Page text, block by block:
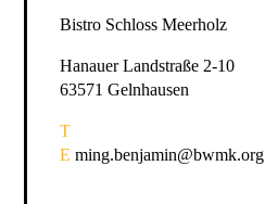
Bistro Schloss Meerholz
Hanauer Landstraße 2-10
63571 Gelnhausen
T
Eming.benjamin@bwmk.org